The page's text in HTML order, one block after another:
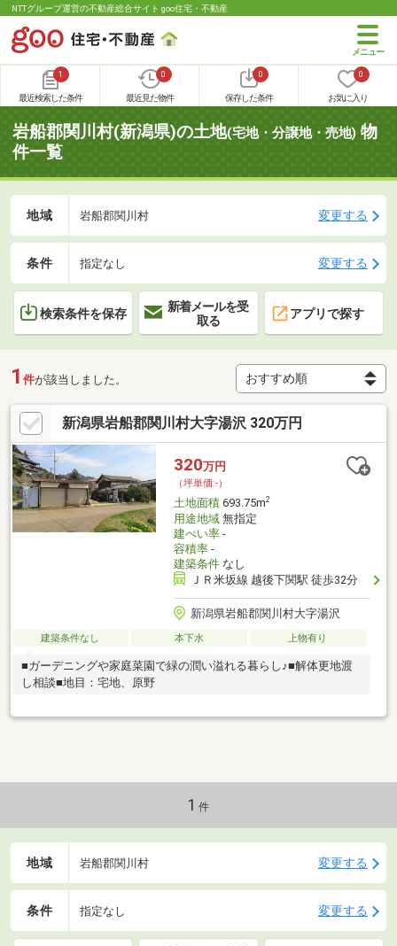
NTTグループ運営の不動産総合サイト goo住宅・不動産
1
最近検索した条件
0
最近見た物件
0
保存した条件
0
お気に入り
岩船郡関川村(新潟県)の土地(宅地・分譲地・売地) 物
件一覧
地域 岩船郡関川村 変更する
条件 指定なし 変更する
検索条件を保存
新着メールを受
取る
アプリで探す
1 件が該当しました。
新潟県岩船郡関川村大字湯沢 320万円
320万円
（坪単価:-）
土地面積693.75m2
用途地域無指定
建ぺい率-
容積率-
建築条件なし
ＪＲ米坂線 越後下関駅 徒歩32分
新潟県岩船郡関川村大字湯沢
建築条件なし 本下水 上物有り
■ガーデニングや家庭菜園で緑の潤い溢れる暮らし♪■解体更地渡
し相談■地目：宅地、原野
1 件
地域 岩船郡関川村 変更する
条件 指定なし 変更する